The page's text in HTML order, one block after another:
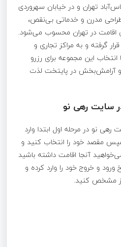
تهران و در خیابان سهروردی
مدرن و خدماتی بی‌نقص،
اقامت در تهران محسوب می‌شود.
گرفته و به مراکز تجاری و
این مجموعه برای رزرو
و آرامش‌بخش در پایتخت لذت
سایت رهی نو
رهی نو در مرحله اول ابتدا وارد
مقصد خود را انتخاب کنید و
آنجا اقامت داشته باشید
ورود و خروج خود را وارد کرده و
نیز مشخص کنید.